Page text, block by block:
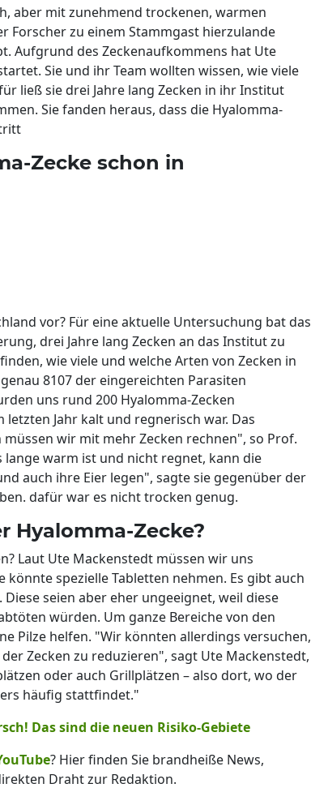
aber mit zunehmend trockenen, warmen
Forscher zu einem Stammgast hierzulande
Aufgrund des Zeckenaufkommens hat Ute
Sie und ihr Team wollten wissen, wie viele
ließ sie drei Jahre lang Zecken in ihr Institut
Sie fanden heraus, dass die Hyalomma-
Zecke schon in
vor? Für eine aktuelle Untersuchung bat das
drei Jahre lang Zecken an das Institut zu
wie viele und welche Arten von Zecken in
8107 der eingereichten Parasiten
uns rund 200 Hyalomma-Zecken
Jahr kalt und regnerisch war. Das
wir mit mehr Zecken rechnen", so Prof.
warm ist und nicht regnet, kann die
auch ihre Eier legen", sagte sie gegenüber der
dafür war es nicht trocken genug.
Hyalomma-Zecke?
Laut Ute Mackenstedt müssen wir uns
spezielle Tabletten nehmen. Es gibt auch
seien aber eher ungeeignet, weil diese
würden. Um ganze Bereiche von den
Pilze helfen. "Wir könnten allerdings versuchen,
Zecken zu reduzieren", sagt Ute Mackenstedt,
oder auch Grillplätzen – also dort, wo der
häufig stattfindet."
Das sind die neuen Risiko-Gebiete
? Hier finden Sie brandheiße News,
Draht zur Redaktion.